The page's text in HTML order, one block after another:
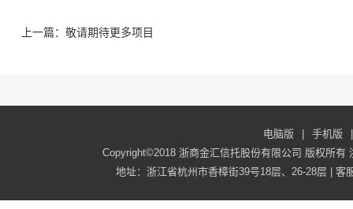
上一篇：敬请期待更多项目
电脑版 手机版
Copyright©2018 浙商金汇信托股份有限公司 版权所有
地址：浙江省杭州市香樟街39号18层、26-28层 |